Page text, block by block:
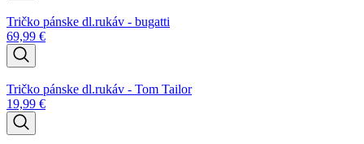
Tričko pánske dl.rukáv - bugatti
69,99 €
Tričko pánske dl.rukáv - Tom Tailor
19,99 €